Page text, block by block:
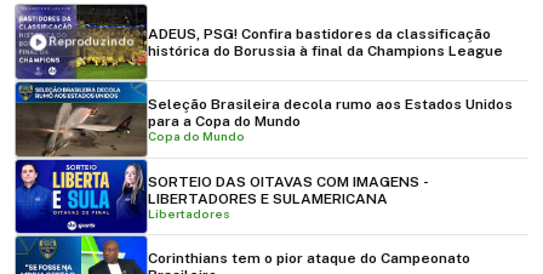
Reproduzindo
ADEUS, PSG! Confira bastidores da classificação
histórica do Borussia à final da Champions League
Seleção Brasileira decola rumo aos Estados Unidos
para a Copa do Mundo
Copa do Mundo
SORTEIO DAS OITAVAS COM IMAGENS -
LIBERTADORES E SULAMERICANA
Libertadores
Corinthians tem o pior ataque do Campeonato